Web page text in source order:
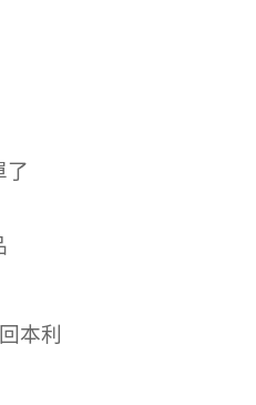
了
本利